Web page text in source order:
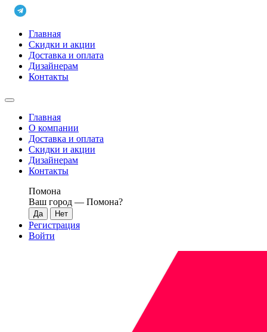
Главная
Скидки и акции
Доставка и оплата
Дизайнерам
Контакты
Главная
О компании
Доставка и оплата
Скидки и акции
Дизайнерам
Контакты
Помона
Ваш город — Помона?
Регистрация
Войти